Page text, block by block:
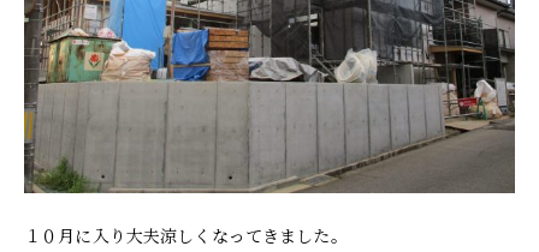
１０月に入り大夫涼しくなってきました。